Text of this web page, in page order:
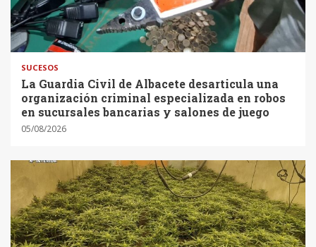
SUCESOS
La Guardia Civil de Albacete desarticula una
organización criminal especializada en robos
en sucursales bancarias y salones de juego
05/08/2026